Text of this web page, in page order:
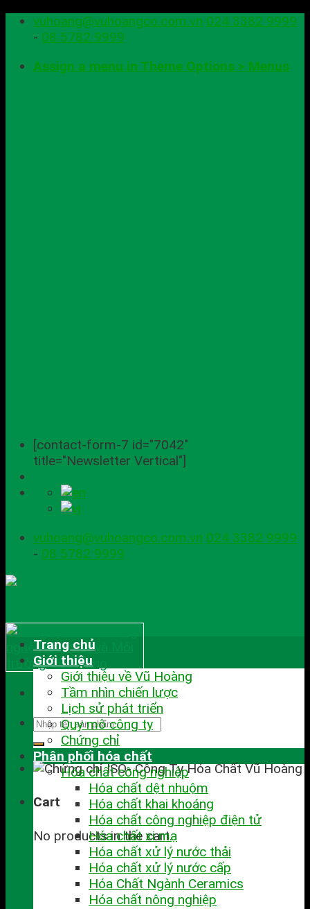
Skip vuhoang@vuhoangco.com.vn 024 3382 9999
- 08 5782 9999
Assign a menu in Theme Options > Menus
[contact-form-7 id="7042"
title="Newsletter Vertical"]
vuhoang@vuhoangco.com.vn 024 3382 9999
- 08 5782 9999
Cart
No products in the cart.
Trang chủ
Giới thiệu
Giới thiệu về Vũ Hoàng
Tầm nhìn chiến lược
Lịch sử phát triển
Quy mô công ty
Chứng chỉ
Phân phối hóa chất
Hóa chất công nghiệp
Hóa chất dệt nhuộm
Hóa chất khai khoáng
Hóa chất công nghiệp điện tử
Hóa chất xi mạ
Hóa chất xử lý nước thải
Hóa chất xử lý nước cấp
Hóa Chất Ngành Ceramics
Hóa chất nông nghiệp